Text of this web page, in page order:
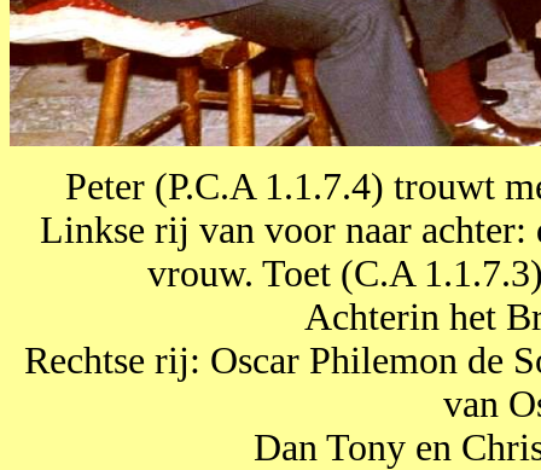
Peter (P.C.A 1.1.7.4) trouwt
Linkse rij van voor naar
vrouw. Toet (C.A
Achterin het
Rechtse rij: Oscar Philemon de
van
Dan Tony en